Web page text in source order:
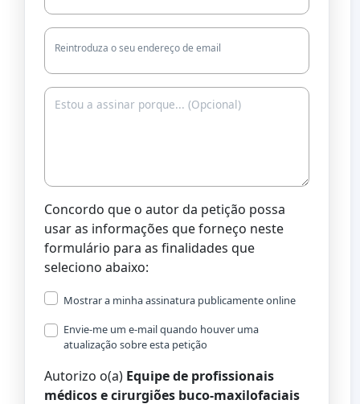
Reintroduza o seu endereço de email
Concordo que o autor da petição possa
usar as informações que forneço neste
formulário para as finalidades que
seleciono abaixo:
Mostrar a minha assinatura publicamente online
Envie-me um e-mail quando houver uma
atualização sobre esta petição
Autorizo o(a) ​​ Equipe de profissionais
médicos e cirurgiões buco-maxilofaciais